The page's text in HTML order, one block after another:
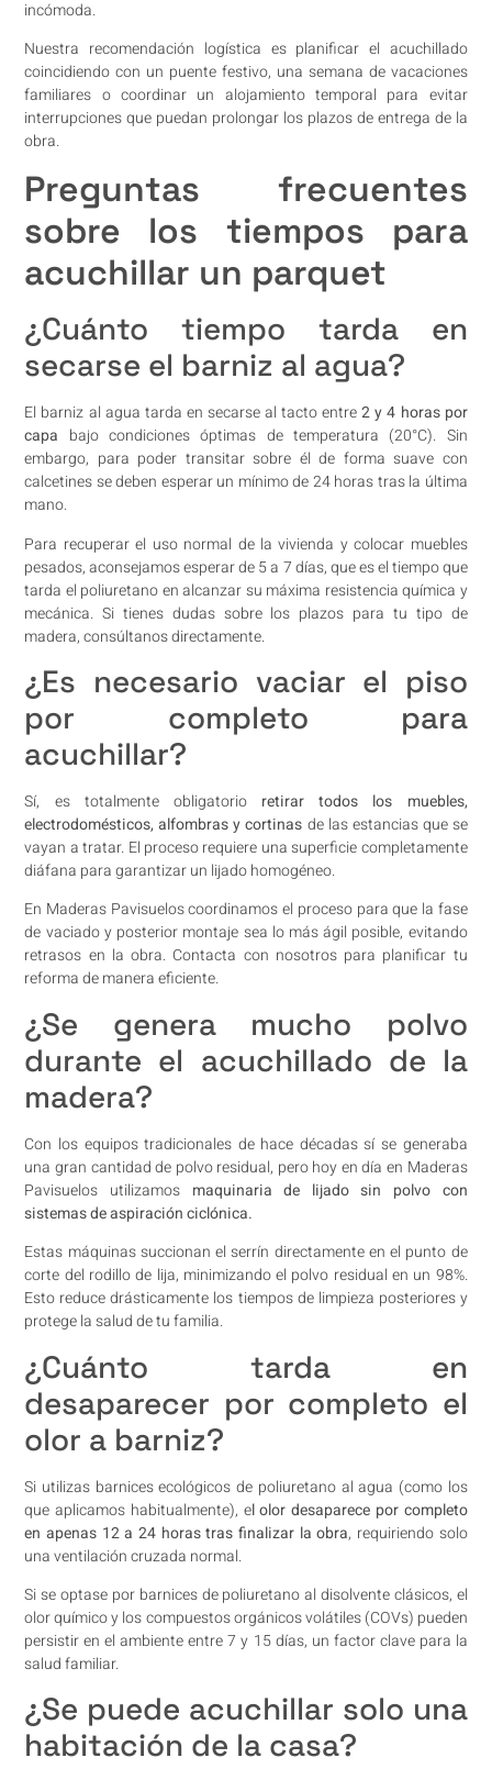
incómoda.
Nuestra recomendación logística es planificar el acuchillado
coincidiendo con un puente festivo, una semana de vacaciones
familiares o coordinar un alojamiento temporal para evitar
interrupciones que puedan prolongar los plazos de entrega de la
obra.
Preguntas frecuentes
sobre los tiempos para
acuchillar un parquet
¿Cuánto tiempo tarda en
secarse el barniz al agua?
El barniz al agua tarda en secarse al tacto entre2 y 4 horas por
capa bajo condiciones óptimas de temperatura (20°C). Sin
embargo, para poder transitar sobre él de forma suave con
calcetines se deben esperar un mínimo de 24 horas tras la última
mano.
Para recuperar el uso normal de la vivienda y colocar muebles
pesados, aconsejamos esperar de 5 a 7 días, que es el tiempo que
tarda el poliuretano en alcanzar su máxima resistencia química y
mecánica. Si tienes dudas sobre los plazos para tu tipo de
madera, consúltanos directamente.
¿Es necesario vaciar el piso
por completo para
acuchillar?
Sí, es totalmente obligatorio retirar todos los muebles,
electrodomésticos, alfombras y cortinas de las estancias que se
vayan a tratar. El proceso requiere una superficie completamente
diáfana para garantizar un lijado homogéneo.
En Maderas Pavisuelos coordinamos el proceso para que la fase
de vaciado y posterior montaje sea lo más ágil posible, evitando
retrasos en la obra. Contacta con nosotros para planificar tu
reforma de manera eficiente.
¿Se genera mucho polvo
durante el acuchillado de la
madera?
Con los equipos tradicionales de hace décadas sí se generaba
una gran cantidad de polvo residual, pero hoy en día en Maderas
Pavisuelos utilizamos maquinaria de lijado sin polvo con
sistemas de aspiración ciclónica.
Estas máquinas succionan el serrín directamente en el punto de
corte del rodillo de lija, minimizando el polvo residual en un 98%.
Esto reduce drásticamente los tiempos de limpieza posteriores y
protege la salud de tu familia.
¿Cuánto tarda en
desaparecer por completo el
olor a barniz?
Si utilizas barnices ecológicos de poliuretano al agua (como los
que aplicamos habitualmente), el olor desaparece por completo
en apenas 12 a 24 horas tras finalizar la obra, requiriendo solo
una ventilación cruzada normal.
Si se optase por barnices de poliuretano al disolvente clásicos, el
olor químico y los compuestos orgánicos volátiles (COVs) pueden
persistir en el ambiente entre 7 y 15 días, un factor clave para la
salud familiar.
¿Se puede acuchillar solo una
habitación de la casa?